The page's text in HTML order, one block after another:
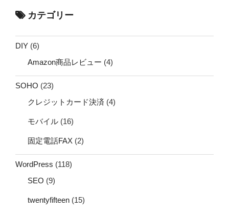
カテゴリー
DIY (6)
Amazon商品レビュー (4)
SOHO (23)
クレジットカード決済 (4)
モバイル (16)
固定電話FAX (2)
WordPress (118)
SEO (9)
twentyfifteen (15)